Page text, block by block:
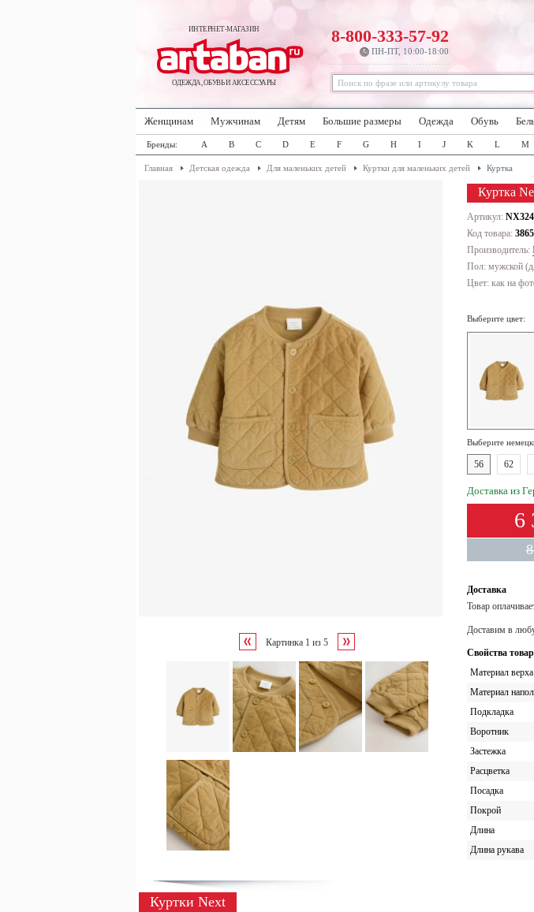
ИНТЕРНЕТ-МАГАЗИН
ОДЕЖДА, ОБУВЬ И АКСЕССУАРЫ
8-800-333-57-92
ПН-ПТ, 10:00-18:00
Женщинам Мужчинам Детям Большие размеры Одежда Обувь
Бренды: A B C D E F G H I J K L M
Главная Детская одежда Для маленьких детей Куртки для маленьких детей Куртка
Картинка 1 из 5
Куртка
Артикул:
Код товара:
Производитель:
Пол: мужской
Цвет: как на
Выберите цвет:
Выберите
56 62
Доставка из
6
Доставка
Товар
Доставим в
Свойства
Материал верха
Материал
Подкладка
Воротник
Застежка
Расцветка
Посадка
Покрой
Длина
Длина рукава
Куртки Next